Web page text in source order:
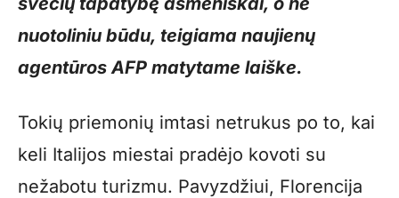
nuotoliniu būdu, teigiama naujienų
agentūros AFP matytame laiške.
Tokių priemonių imtasi netrukus po to, kai
keli Italijos miestai pradėjo kovoti su
nežabotu turizmu. Pavyzdžiui, Florencija